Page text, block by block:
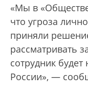
«Мы в
что угроза
приняли
рассматривать
сотрудник
России», —